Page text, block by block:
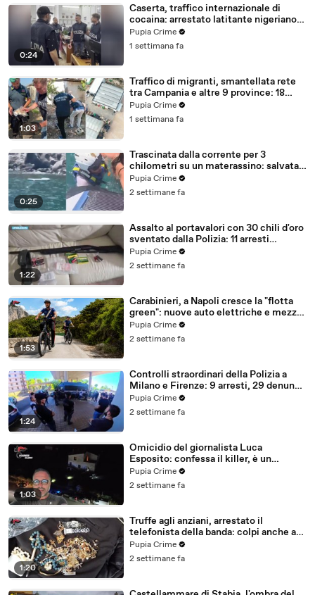
0:24
Caserta, traffico internazionale di
cocaina: arrestato latitante nigeriano
ricercato dal 2019 (28.07.26)
Pupia Crime
1 settimana fa
1:03
Traffico di migranti, smantellata rete
tra Campania e altre 9 province: 18
arresti (27.07.26)
Pupia Crime
1 settimana fa
0:25
Trascinata dalla corrente per 3
chilometri su un materassino: salvata
dalla Polizia (25.07.26)
Pupia Crime
2 settimane fa
1:22
Assalto al portavalori con 30 chili d'oro
sventato dalla Polizia: 11 arresti
(25.07.26)
Pupia Crime
2 settimane fa
1:53
Carabinieri, a Napoli cresce la "flotta
green": nuove auto elettriche e mezzi
sostenibili anche sulle isole (25.07.26)
Pupia Crime
2 settimane fa
1:24
Controlli straordinari della Polizia a
Milano e Firenze: 9 arresti, 29 denunce
e oltre 7mila persone identificate
(25.07.26)
Pupia Crime
2 settimane fa
1:03
Omicidio del giornalista Luca
Esposito: confessa il killer, è un
26enne tunisino (25.07.26)
Pupia Crime
2 settimane fa
1:20
Truffe agli anziani, arrestato il
telefonista della banda: colpi anche ad
Aversa, oltre 300mila euro il bottino
stimato (24.07.26)
Pupia Crime
2 settimane fa